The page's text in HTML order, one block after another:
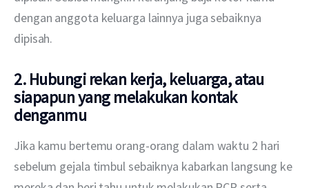
dengan anggota keluarga lainnya juga sebaiknya
dipisah.
2. Hubungi rekan kerja, keluarga, atau
siapapun yang melakukan kontak
denganmu
Jika kamu bertemu orang-orang dalam waktu 2 hari
sebelum gejala timbul sebaiknya kabarkan langsung ke